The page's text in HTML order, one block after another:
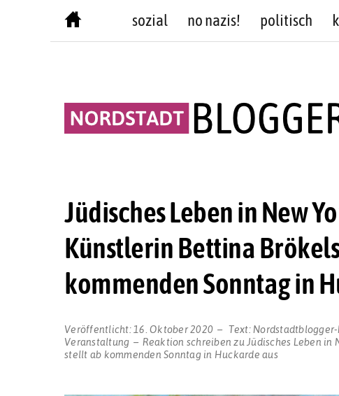
sozial no nazis! politisch
Jüdisches Leben in New
Künstlerin Bettina
kommenden Sonntag in
Veröffentlicht: 16. Oktober 2020 Text:
Veranstaltung
Reaktion schreiben zu Jüdisches Leben
stellt ab kommenden Sonntag in Huckarde aus